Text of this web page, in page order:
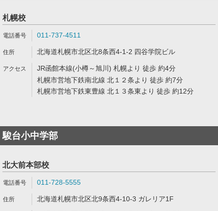
札幌校
011-737-4511
北海道札幌市北区北8条西4-1-2 四谷学院ビル
JR函館本線(小樽～旭川) 札幌より 徒歩 約4分
札幌市営地下鉄南北線 北１２条より 徒歩 約7分
札幌市営地下鉄東豊線 北１３条東より 徒歩 約12分
駿台小中学部
北大前本部校
011-728-5555
北海道札幌市北区北9条西4-10-3 ガレリア1F